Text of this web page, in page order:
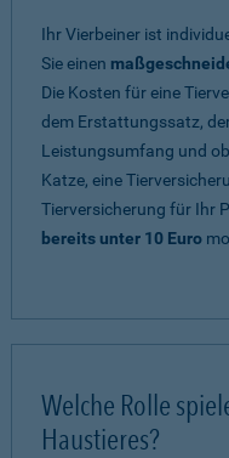
Ihr Vierbeiner ist
Sie einen
Die Kosten für eine
dem Erstattungssatz,
Leistungsumfang und
Katze, eine
Tierversicherung für Ihr
bereits unter 10 Euro
Welche Rolle
Haustieres?